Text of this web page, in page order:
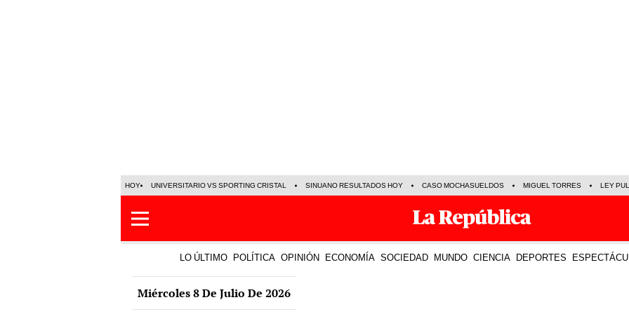
HOY UNIVERSITARIO VS SPORTING CRISTAL SINUANO RESULTADOS HOY CASO MOCHASUELDOS MIGUEL TORRES LEY
LO ÚLTIMO POLÍTICA OPINIÓN ECONOMÍA SOCIEDAD MUNDO CIENCIA DEPORTES
Miércoles 8 De Julio De 2026